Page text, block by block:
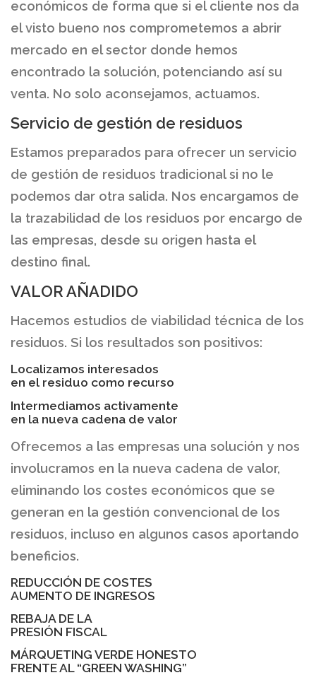
económicos de forma que si el cliente nos da
el visto bueno nos comprometemos a abrir
mercado en el sector donde hemos
encontrado la solución, potenciando así su
venta. No solo aconsejamos, actuamos.
Servicio de gestión de residuos
Estamos preparados para ofrecer un servicio
de gestión de residuos tradicional si no le
podemos dar otra salida. Nos encargamos de
la trazabilidad de los residuos por encargo de
las empresas, desde su origen hasta el
destino final.
VALOR AÑADIDO
Hacemos estudios de viabilidad técnica de los
residuos. Si los resultados son positivos:
Localizamos interesados
en el residuo como recurso
Intermediamos activamente
en la nueva cadena de valor
Ofrecemos a las empresas una solución y nos
involucramos en la nueva cadena de valor,
eliminando los costes económicos que se
generan en la gestión convencional de los
residuos, incluso en algunos casos aportando
beneficios.
REDUCCIÓN DE COSTES
AUMENTO DE INGRESOS
REBAJA DE LA
PRESIÓN FISCAL
MÁRQUETING VERDE HONESTO
FRENTE AL “GREEN WASHING”